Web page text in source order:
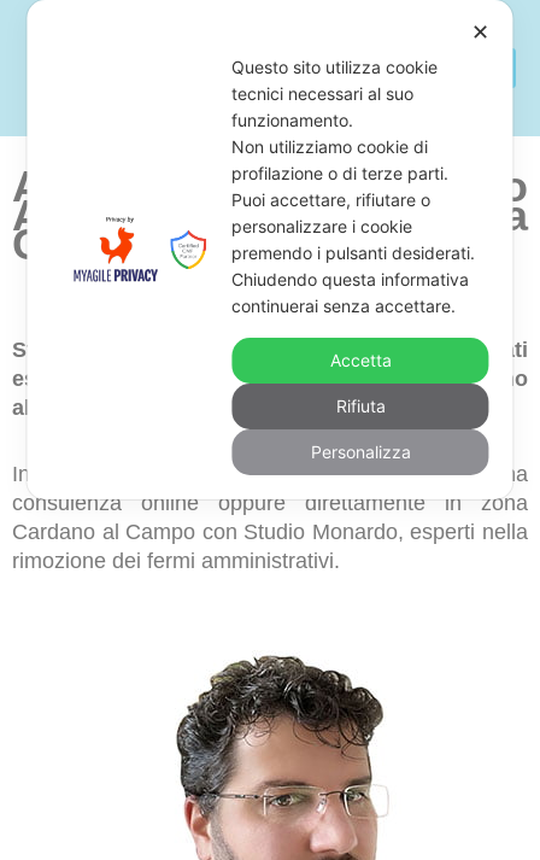
Avvocato Per Fermo
Amministrativo Zona
Cardano al Campo
Stai cercando uno studio legale di avvocati
esperti in fermo amministrativo in zona Cardano
al Campo?
In questo caso, ti consigliamo di prenotare una
consulenza online oppure direttamente in zona
Cardano al Campo con Studio Monardo, esperti nella
rimozione dei fermi amministrativi.
✕
Questo sito utilizza cookie
tecnici necessari al suo
funzionamento.
Non utilizziamo cookie di
profilazione o di terze parti.
Puoi accettare, rifiutare o
personalizzare i cookie
premendo i pulsanti desiderati.
Chiudendo questa informativa
continuerai senza accettare.
Accetta
Rifiuta
Personalizza